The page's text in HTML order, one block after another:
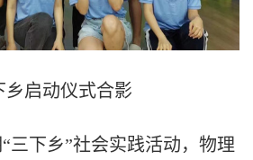
乡启动仪式合影
“三下乡”社会实践活动，物理